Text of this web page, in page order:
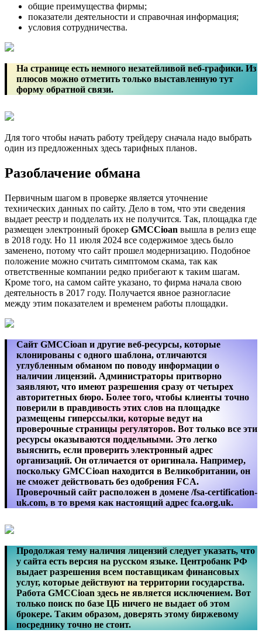
общие преимущества фирмы;
показатели деятельности и справочная информация;
условия сотрудничества.
На странице есть немного незатейливой веб-графики. Из
плюсов можно отметить только выставленную тут
форму обратной связи.
Для того чтобы начать работу трейдеру сначала надо выбрать
один из предложенных здесь тарифных планов.
Разоблачение обмана
Первичным шагом в проверке является уточнение
технических данных по сайту. Дело в том, что эти сведения
выдает реестр и подделать их не получится. Так, площадка где
размещен электронный брокер GMCCioan вышла в релиз еще
в 2018 году. Но 11 июля 2024 все содержимое здесь было
заменено, потому что сайт прошел модернизацию. Подобное
положение можно считать симптомом скама, так как
ответственные компании редко прибегают к таким шагам.
Кроме того, на самом сайте указано, то фирма начала свою
деятельность в 2017 году. Получается явное разногласие
между этим показателем и временем работы площадки.
Сайт GMCCioan и другие веб-ресурсы, которые
клонированы с одного шаблона, отличаются
углубленным обманом по поводу информации о
наличии лицензий. Администраторы притворно
заявляют, что имеют разрешения сразу от четырех
авторитетных бюро. Более того, чтобы клиенты точно
поверили в правдивость этих слов на площадке
размещены гиперссылки, которые ведут на
проверочные страницы регуляторов. Вот только все эти
ресурсы оказываются поддельными. Это легко
выяснить, если проверить электронный адрес
организаций. Он отличается от оригинала. Например,
поскольку GMCCioan находится в Великобритании, он
не сможет действовать без одобрения FCA.
Проверочный сайт расположен в домене /fsa-certification-
uk.com, в то время как настоящий адрес fca.org.uk.
Продолжая тему наличия лицензий следует указать, что
у сайта есть версия на русском языке. Центробанк РФ
выдает разрешения всем поставщикам финансовых
услуг, которые действуют на территории государства.
Работа GMCCioan здесь не является исключением. Вот
только поиск по базе ЦБ ничего не выдает об этом
брокере. Таким образом, доверять этому биржевому
посреднику точно не стоит.